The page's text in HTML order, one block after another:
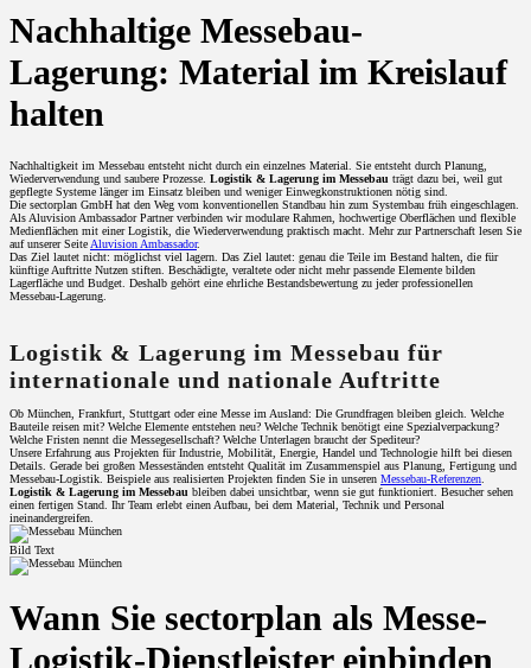
Nachhaltige Messebau-
Lagerung: Material im Kreislauf
halten
Nachhaltigkeit im Messebau entsteht nicht durch ein einzelnes Material. Sie entsteht durch Planung,
Wiederverwendung und saubere Prozesse. Logistik & Lagerung im Messebau trägt dazu bei, weil gut
gepflegte Systeme länger im Einsatz bleiben und weniger Einwegkonstruktionen nötig sind.
Die sectorplan GmbH hat den Weg vom konventionellen Standbau hin zum Systembau früh eingeschlagen.
Als Aluvision Ambassador Partner verbinden wir modulare Rahmen, hochwertige Oberflächen und flexible
Medienflächen mit einer Logistik, die Wiederverwendung praktisch macht. Mehr zur Partnerschaft lesen Sie
auf unserer Seite Aluvision Ambassador.
Das Ziel lautet nicht: möglichst viel lagern. Das Ziel lautet: genau die Teile im Bestand halten, die für
künftige Auftritte Nutzen stiften. Beschädigte, veraltete oder nicht mehr passende Elemente bilden
Lagerfläche und Budget. Deshalb gehört eine ehrliche Bestandsbewertung zu jeder professionellen
Messebau-Lagerung.
Logistik & Lagerung im Messebau für
internationale und nationale Auftritte
Ob München, Frankfurt, Stuttgart oder eine Messe im Ausland: Die Grundfragen bleiben gleich. Welche
Bauteile reisen mit? Welche Elemente entstehen neu? Welche Technik benötigt eine Spezialverpackung?
Welche Fristen nennt die Messegesellschaft? Welche Unterlagen braucht der Spediteur?
Unsere Erfahrung aus Projekten für Industrie, Mobilität, Energie, Handel und Technologie hilft bei diesen
Details. Gerade bei großen Messeständen entsteht Qualität im Zusammenspiel aus Planung, Fertigung und
Messebau-Logistik. Beispiele aus realisierten Projekten finden Sie in unseren Messebau-Referenzen
Logistik & Lagerung im Messebau bleiben dabei unsichtbar, wenn sie gut funktioniert. Besucher sehen
einen fertigen Stand. Ihr Team erlebt einen Aufbau, bei dem Material, Technik und Personal
ineinandergreifen.
Bild Text
Wann Sie sectorplan als Messe-
Logistik-Dienstleister einbinden